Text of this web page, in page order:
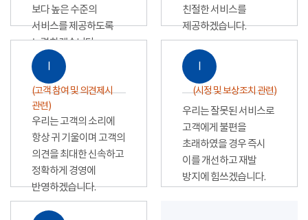
보다 높은 수준의
서비스를 제공하도록
노력하겠습니다.
친절한 서비스를
제공하겠습니다.
Ⅰ
(고객 참여 및 의견제시
관련)
우리는 고객의 소리에
항상 귀 기울이며 고객의
의견을 최대한 신속하고
정확하게 경영에
반영하겠습니다.
Ⅰ
(시정 및 보상조치 관련)
우리는 잘못된 서비스로
고객에게 불편을
초래하였을 경우 즉시
이를 개선하고 재발
방지에 힘쓰겠습니다.